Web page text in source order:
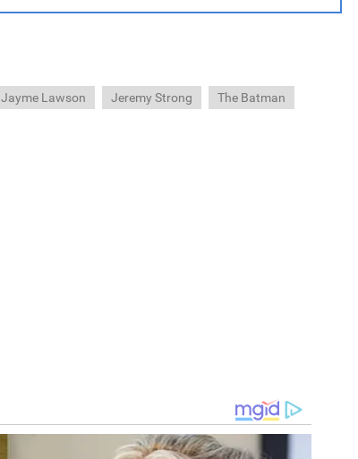
Jayme Lawson Jeremy Strong The Batman